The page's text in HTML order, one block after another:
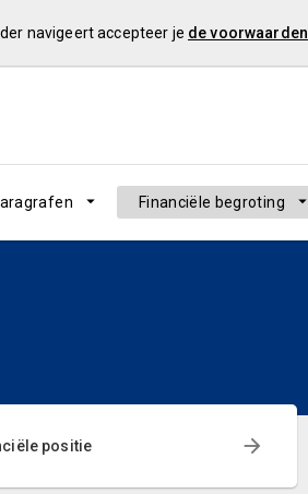
navigeert accepteer je de voorwaarden
Financiële begroting
positie